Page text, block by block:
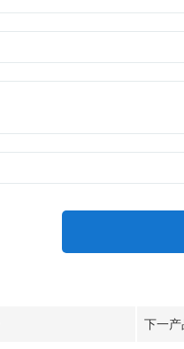
下一产